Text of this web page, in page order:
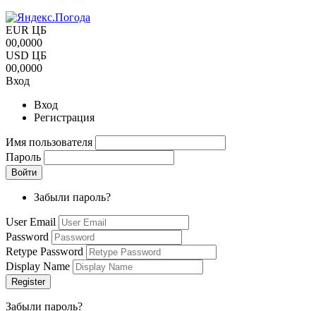
EUR ЦБ
00,0000
USD ЦБ
00,0000
Вход
Вход
Регистрация
Имя пользователя
Пароль
Забыли пароль?
User Email
Password
Retype Password
Display Name
Забыли пароль?